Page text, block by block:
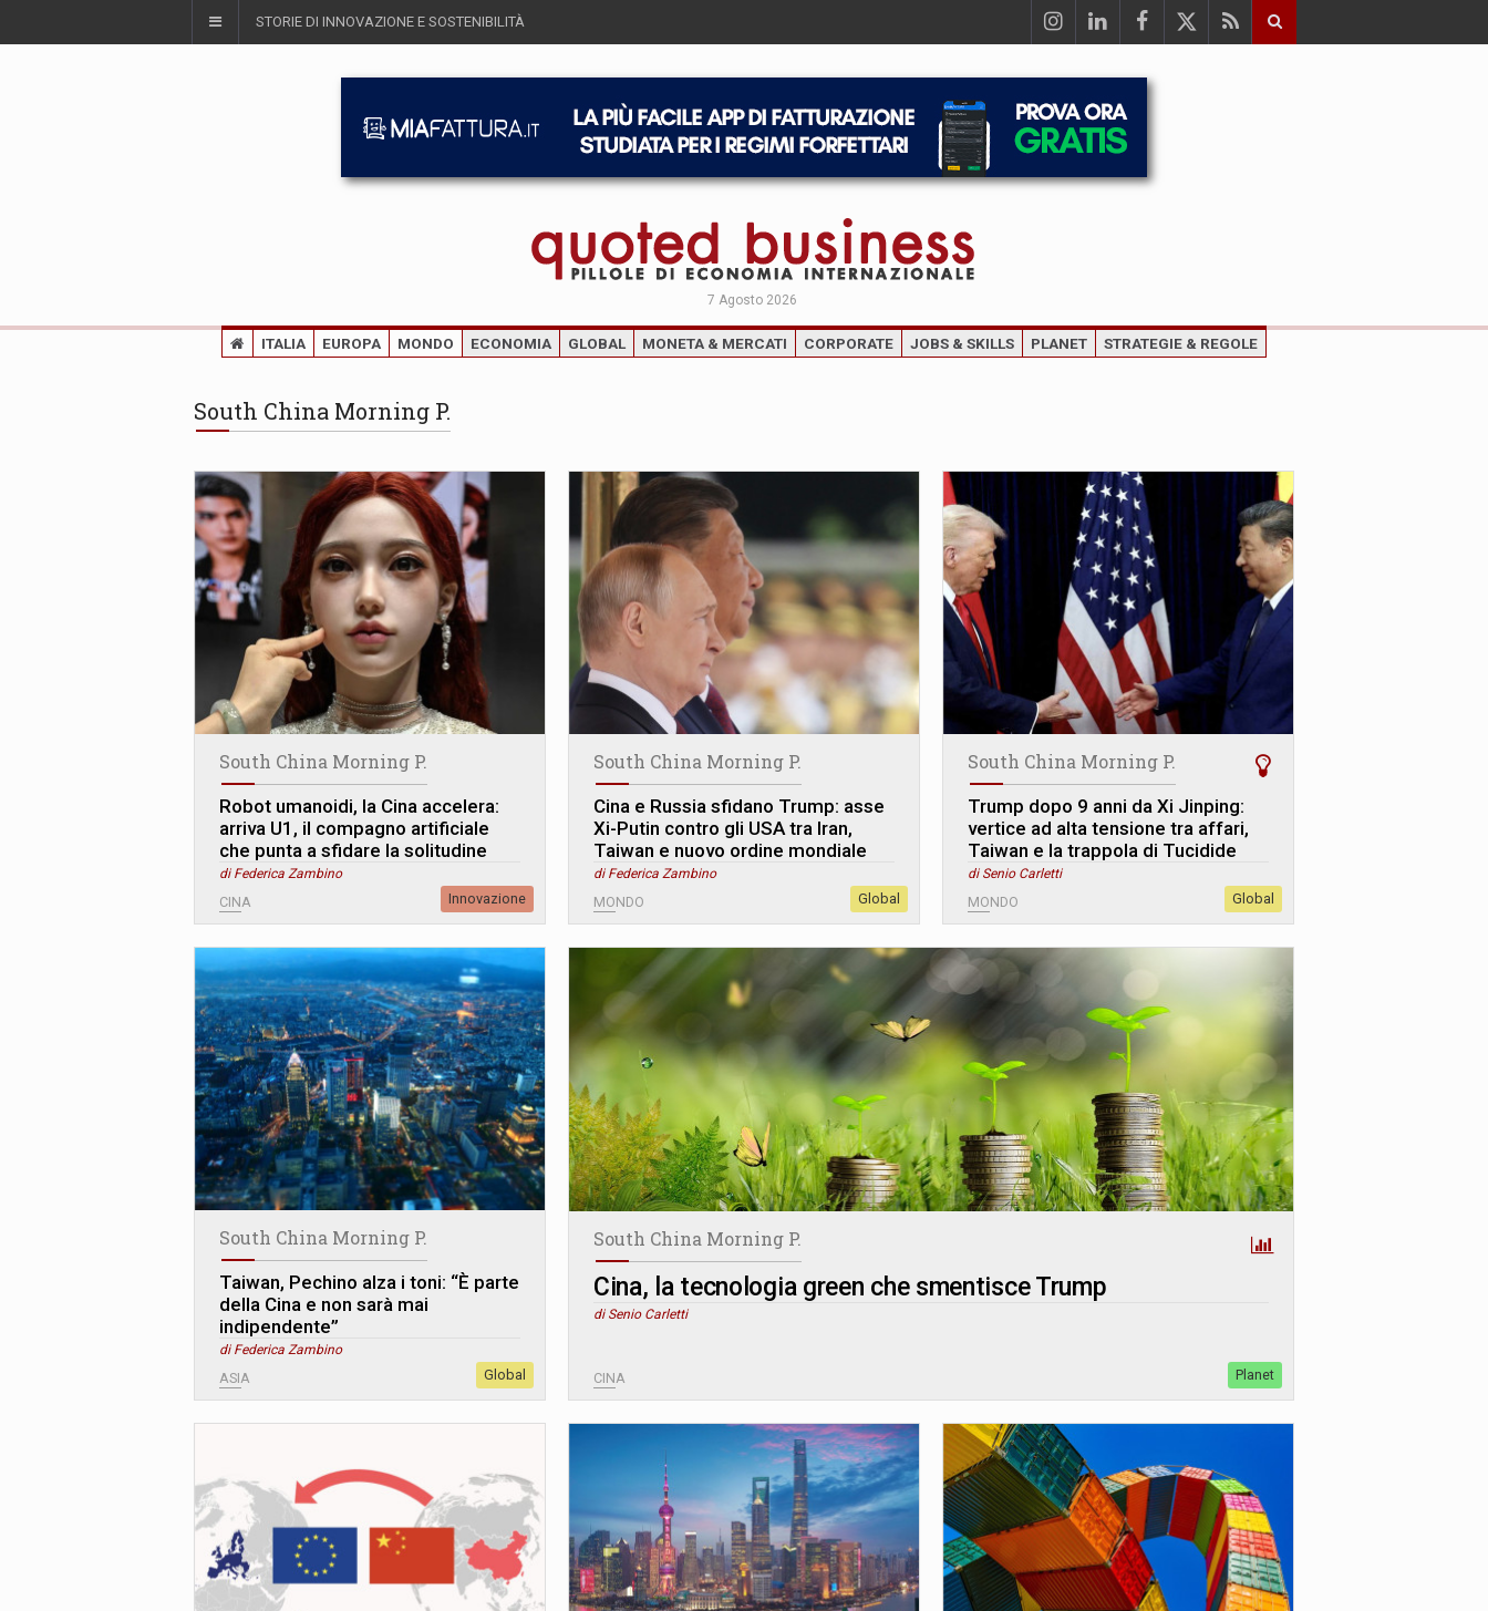
STORIE DI INNOVAZIONE E SOSTENIBILITÀ
7 Agosto 2026
ITALIA EUROPA MONDO ECONOMIA GLOBAL MONETA & MERCATI CORPORATE JOBS & SKILLS PLANET STRATEGIE & REGOLE
South China Morning P.
South China Morning P.
Robot umanoidi, la Cina accelera:
arriva U1, il compagno artificiale
che punta a sfidare la solitudine
di Federica Zambino
CINA Innovazione
South China Morning P.
Cina e Russia sfidano Trump: asse
Xi-Putin contro gli USA tra Iran,
Taiwan e nuovo ordine mondiale
di Federica Zambino
MONDO Global
South China Morning P.
Trump dopo 9 anni da Xi Jinping:
vertice ad alta tensione tra affari,
Taiwan e la trappola di Tucidide
di Senio Carletti
MONDO Global
South China Morning P.
Taiwan, Pechino alza i toni: “È parte
della Cina e non sarà mai
indipendente”
di Federica Zambino
ASIA Global
South China Morning P.
Cina, la tecnologia green che smentisce Trump
di Senio Carletti
CINA Planet